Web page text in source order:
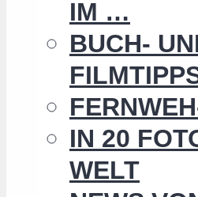
IM …
BUCH-
IN 20
WELT